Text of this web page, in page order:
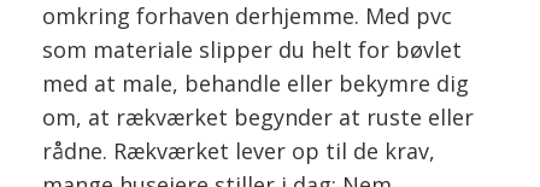
omkring forhaven derhjemme. Med pvc
som materiale slipper du helt for bøvlet
med at male, behandle eller bekymre dig
om, at rækværket begynder at ruste eller
rådne. Rækværket lever op til de krav,